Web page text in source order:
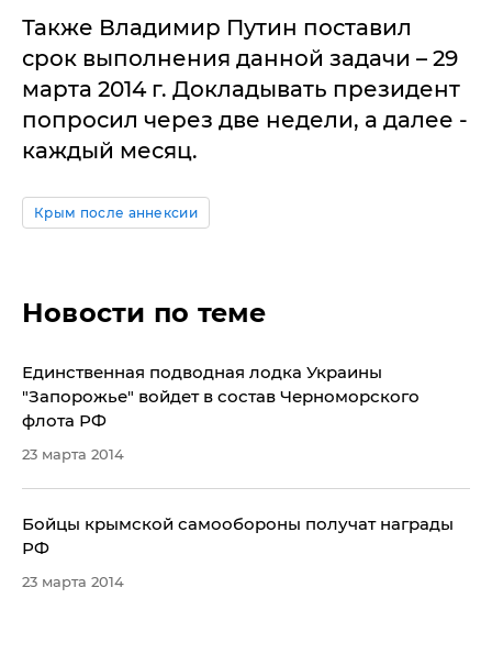
Также Владимир Путин поставил
срок выполнения данной задачи – 29
марта 2014 г. Докладывать президент
попросил через две недели, а далее -
каждый месяц.
Крым после аннексии
Новости по теме
Единственная подводная лодка Украины
"Запорожье" войдет в состав Черноморского
флота РФ
23 марта 2014
Бойцы крымской самообороны получат награды
РФ
23 марта 2014